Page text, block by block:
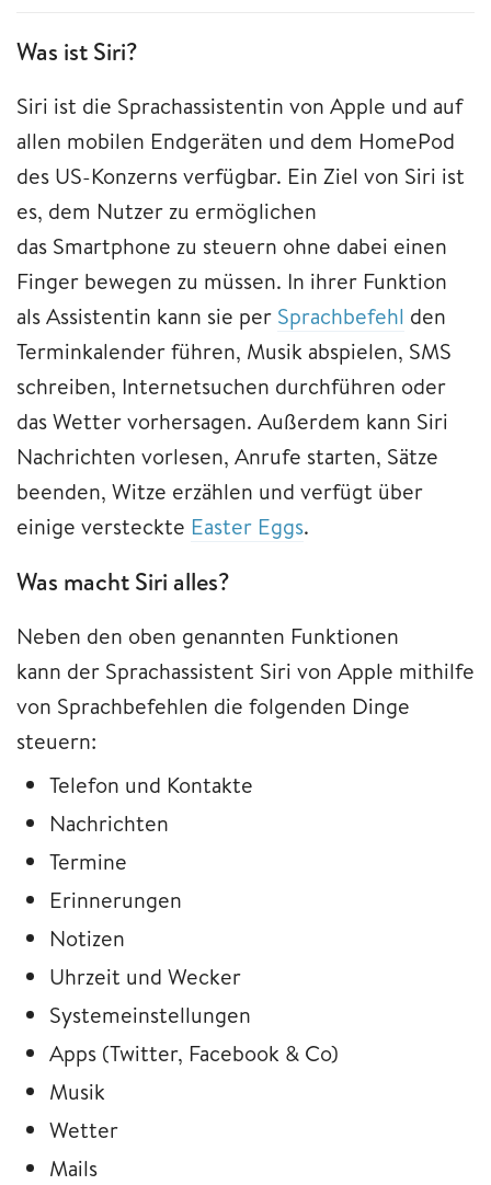
Was ist Siri?
Siri ist die Sprachassistentin von Apple und auf
allen mobilen Endgeräten und dem HomePod
des US-Konzerns verfügbar. Ein Ziel von Siri ist
es, dem Nutzer zu ermöglichen
das Smartphone zu steuern ohne dabei einen
Finger bewegen zu müssen. In ihrer Funktion
als Assistentin kann sie per Sprachbefehl den
Terminkalender führen, Musik abspielen, SMS
schreiben, Internetsuchen durchführen oder
das Wetter vorhersagen. Außerdem kann Siri
Nachrichten vorlesen, Anrufe starten, Sätze
beenden, Witze erzählen und verfügt über
einige versteckte Easter Eggs.
Was macht Siri alles?
Neben den oben genannten Funktionen
kann der Sprachassistent Siri von Apple mithilfe
von Sprachbefehlen die folgenden Dinge
steuern:
Telefon und Kontakte
Nachrichten
Termine
Erinnerungen
Notizen
Uhrzeit und Wecker
Systemeinstellungen
Apps (Twitter, Facebook & Co)
Musik
Wetter
Mails